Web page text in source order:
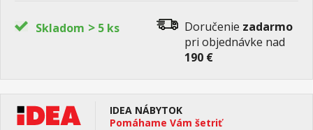
Skladom > 5 ks Doručenie zadarmo
pri objednávke nad
190 €
IDEA NÁBYTOK
Pomáhame Vám šetriť